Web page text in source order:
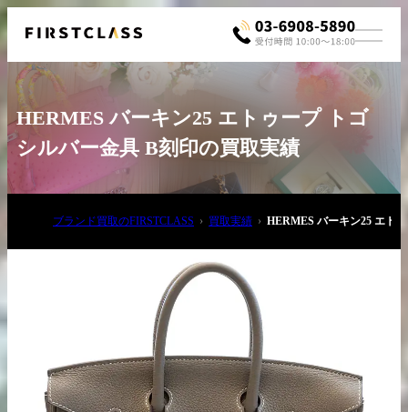
03-6908-5890
HERMES バーキン25 エトゥープ トゴ
シルバー金具 B刻印の買取実績
ブランド買取のFIRSTCLASS 買取実績 HERMES バーキン25 エト